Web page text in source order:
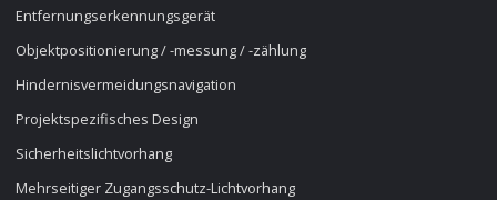
Entfernungserkennungsgerät
Objektpositionierung / -messung / -zählung
Hindernisvermeidungsnavigation
Projektspezifisches Design
Sicherheitslichtvorhang
Mehrseitiger Zugangsschutz-Lichtvorhang